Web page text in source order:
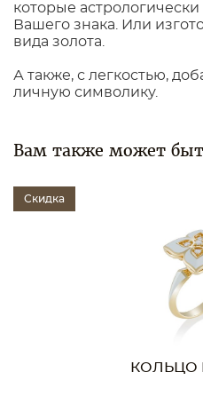
которые
Вашего знака. Или
вида золота.
А также, с легкостью,
личную символику.
Вам также может
Скидка
КОЛЬЦО